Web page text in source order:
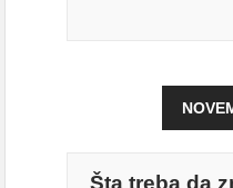
Šta treba da